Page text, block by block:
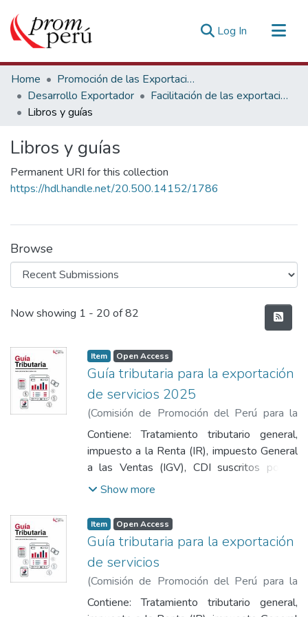
Log In (current)
Communities & Collections
All of DSpace
Statistics
Estadísticas Externas
Home
Promoción de las Exportaciones
Desarrollo Exportador
Facilitación de las exportaciones
Libros y guías
Libros y guías
Permanent URI for this collection
https://hdl.handle.net/20.500.14152/1786
Browse
Recent Submissions
Now showing 1 - 20 of 82
Item Open Access
Guía tributaria para la exportación
de servicios 2025
(Comisión de Promoción del Perú para la
Exportación y el Turismo,2025)
Comisión
de Promoción del Perú para la Exportación
y el Turismo
Contiene: Tratamiento tributario general,
impuesto a la Renta (IR), impuesto General
a las Ventas (IGV), CDI suscritos por el
Perú, obtención de certificado de residencia
¿Cómo beneficiarte del saldo a favor del
exportador?, pautas al facturar, emisión de
factura en servicios continuados,
procedimiento de emisión de comprobante
de pago, requisitos del comprobante de
pago, bancarización, pautas para la
Show more
Item Open Access
Guía tributaria para la exportación
de servicios
(Comisión de Promoción del Perú para la
Exportación y el Turismo,2024-10-25
Contiene: Tratamiento tributario general,